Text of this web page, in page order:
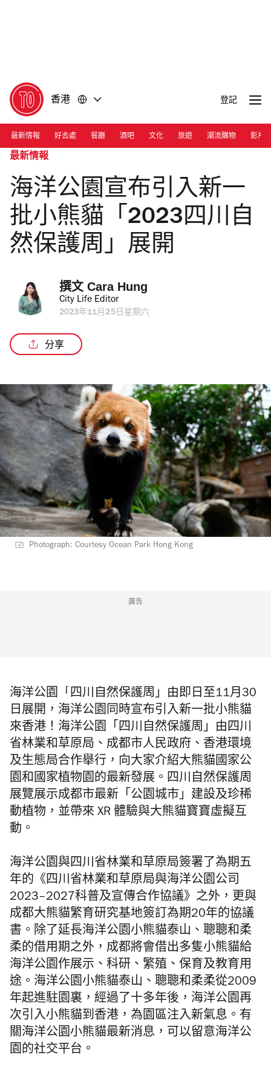
香港 登記
最新情報 好去處 餐廳 酒吧 文化 旅遊 潮流購物 影片
最新情報
海洋公園宣布引入新一
批小熊貓「2023四川自
然保護周」展開
撰文 Cara Hung
City Life Editor
2023年11月25日星期六
分享
Photograph: Courtesy Ocean Park Hong Kong
廣告
海洋公園「四川自然保護周」由即日至11月30
日展開，海洋公園同時宣布引入新一批小熊貓
來香港！海洋公園「四川自然保護周」由四川
省林業和草原局、成都市人民政府、香港環境
及生態局合作舉行，向大家介紹大熊貓國家公
園和國家植物園的最新發展。四川自然保護周
展覽展示成都市最新「公園城市」建設及珍稀
動植物，並帶來 XR 體驗與大熊貓寶寶虛擬互
動。
海洋公園與四川省林業和草原局簽署了為期五
年的《四川省林業和草原局與海洋公園公司
2023–2027科普及宣傳合作協議》之外，更與
成都大熊貓繁育研究基地簽訂為期20年的協議
書。除了延長海洋公園小熊貓泰山、聰聰和柔
柔的借用期之外，成都將會借出多隻小熊貓給
海洋公園作展示、科研、繁殖、保育及教育用
途。海洋公園小熊貓泰山、聰聰和柔柔從2009
年起進駐園裏，經過了十多年後，海洋公園再
次引入小熊貓到香港，為園區注入新氣息。有
關海洋公園小熊貓最新消息，可以留意海洋公
園的社交平台。